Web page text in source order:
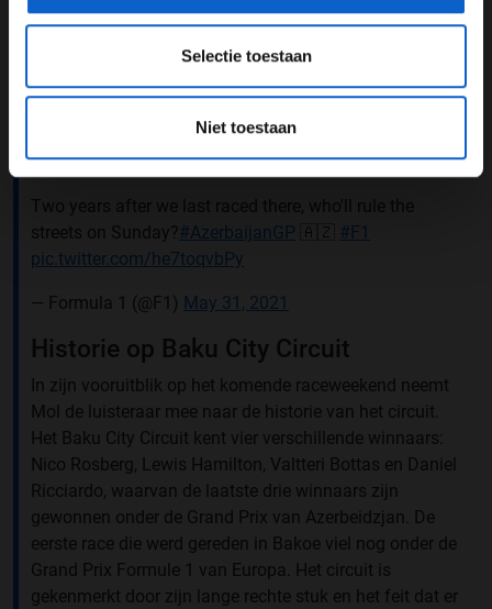
Selectie toestaan
Niet toestaan
genomen de laatste tijd. En ik denk dat hij echt wel wilt
Mercedes het slim gaat spelen en teamorders gaat
invoeren." Desondanks denkt Verschuur dat het een 1-
2tje wordt voor Mercedes.
Back. To. Baku 🙌
Two years after we last raced there, who'll rule the
streets on Sunday?#AzerbaijanGP 🇦🇿 #F1
pic.twitter.com/he7toqvbPy
— Formula 1 (@F1) May 31, 2021
Historie op Baku City Circuit
In zijn vooruitblik op het komende raceweekend neemt
Mol de luisteraar mee naar de historie van het circuit.
Het Baku City Circuit kent vier verschillende winnaars:
Nico Rosberg, Lewis Hamilton, Valtteri Bottas en Daniel
Ricciardo, waarvan de laatste drie winnaars zijn
gewonnen onder de Grand Prix van Azerbeidzjan. De
eerste race die werd gereden in Bakoe viel nog onder de
Grand Prix Formule 1 van Europa. Het circuit is
gekenmerkt door zijn lange rechte stuk en het feit dat er